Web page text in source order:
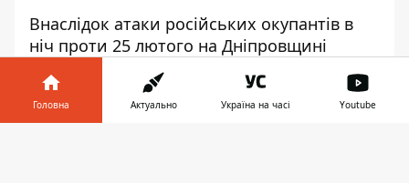
Внаслідок атаки російських окупантів в
ніч проти 25 лютого на Дніпровщині
загинув чоловік. Трагічна подія сталася у
місті Нікополь. Дніпропетровська обласна
прокуратура розпочала досудове
Головна Актуально Україна на часі Youtube